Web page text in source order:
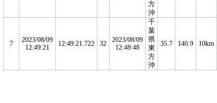
方
沖
7
2023/08/09
12:49:21
12:49:21.722 32
2023/08/09
12:48:48
千
葉
県
東
方
沖
35.7 140.9 10km